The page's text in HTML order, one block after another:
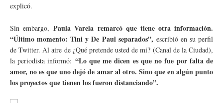
explicó.
Sin embargo, Paula Varela remarcó que tiene otra información.
“Último momento: Tini y De Paul separados”, escribió en su perfil
de Twitter. Al aire de ¿Qué pretende usted de mí? (Canal de la Ciudad),
la periodista informó: “Lo que me dicen es que no fue por falta de
amor, no es que uno dejó de amar al otro. Sino que en algún punto
los proyectos que tienen los fueron distanciando”.